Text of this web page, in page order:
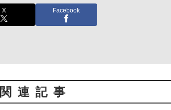
X Facebook
関連記事